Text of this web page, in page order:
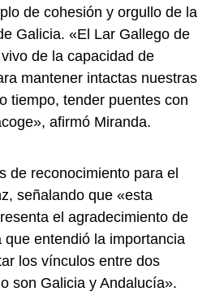
de cohesión y orgullo de la
Galicia. «El Lar Gallego de
de la capacidad de
mantener intactas nuestras
tiempo, tender puentes con
afirmó Miranda.
de reconocimiento para el
señalando que «esta
el agradecimiento de
que entendió la importancia
los vínculos entre dos
son Galicia y Andalucía».